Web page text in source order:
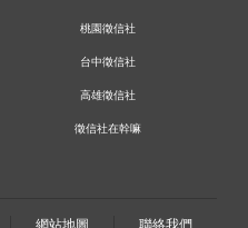
桃園徵信社
台中徵信社
高雄徵信社
徵信社在幹嘛
網站地圖 聯絡我們